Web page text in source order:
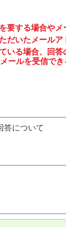
要する場合や
だいたメール
いる場合、回
ルを受信でき
答について